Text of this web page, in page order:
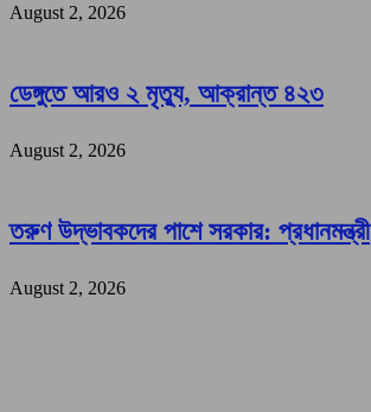
August 2, 2026
ডেঙ্গুতে আরও ২ মৃত্যু, আক্রান্ত ৪২৩
August 2, 2026
তরুণ উদ্ভাবকদের পাশে সরকার: প্রধানমন্ত্রী
August 2, 2026